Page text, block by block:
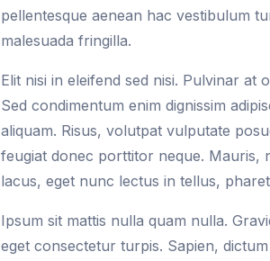
pellentesque aenean hac vestibulum
malesuada fringilla.
Elit nisi in eleifend sed nisi. Pulvinar
Sed condimentum enim dignissim
aliquam. Risus, volutpat vulputate
feugiat donec porttitor neque. Mauris,
lacus, eget nunc lectus in tellus,
Ipsum sit mattis nulla quam nulla.
eget consectetur turpis. Sapien,